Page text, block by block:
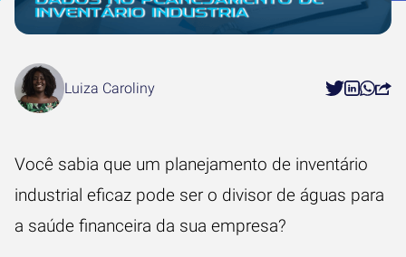
Luiza Caroliny
Você sabia que um planejamento de inventário
industrial eficaz pode ser o divisor de águas para
a saúde financeira da sua empresa?